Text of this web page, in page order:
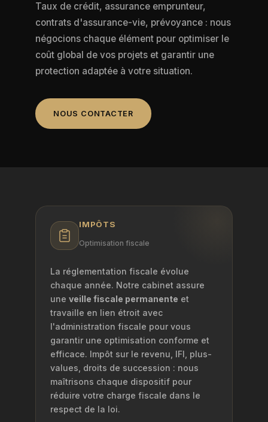
Taux de crédit, assurance emprunteur,
contrats d'assurance-vie, prévoyance : nous
négocions chaque élément pour optimiser le
coût global de vos projets et garantir une
protection adaptée à votre situation.
NOUS CONTACTER
IMPÔTS
Optimisation fiscale
La réglementation fiscale évolue
chaque année. Notre cabinet assure
uneveille fiscale permanente et
travaille en lien étroit avec
l'administration fiscale pour vous
garantir une optimisation conforme et
efficace. Impôt sur le revenu, IFI, plus-
values, droits de succession : nous
maîtrisons chaque dispositif pour
réduire votre charge fiscale dans le
respect de la loi.